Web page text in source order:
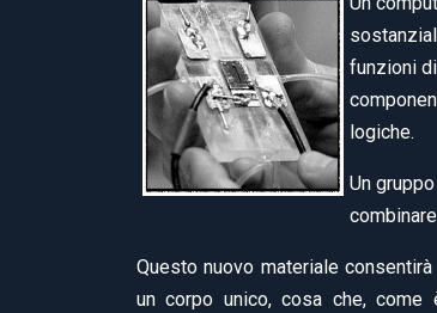
funzioni
logiche.
Un
Questo nuovo materiale
un corpo unico, cosa che,